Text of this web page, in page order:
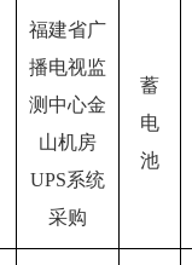
福建省广
播电视监
测中心金
山机房
UPS系统
采购
蓄
电
池